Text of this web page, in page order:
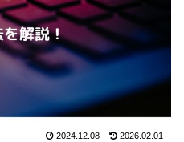
2024.12.08 2026.02.01